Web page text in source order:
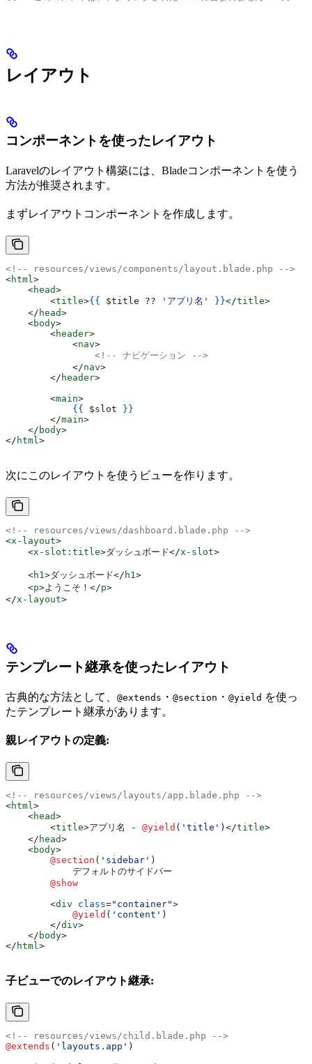
レイアウト
コンポーネントを使ったレイアウト
Laravelのレイアウト構築には、Bladeコンポーネントを使う
方法が推奨されます。
まずレイアウトコンポーネントを作成します。
<!-- resources/views/components/layout.blade.php -->
<html >
    <
head>
        <
title>{{ $title ?? 'アプリ名' }}</title>
    </
head>
    <
body>
        <
header>
            <
nav>
                <!-- ナビゲーション -->
            </
nav>
        </
header>
        <
main>
            {{
$slot }}
        </
main>
    </
body>
</ html >
次にこのレイアウトを使うビューを作ります。
<!-- resources/views/dashboard.blade.php -->
<x-layout>
    <
x-slot:title>ダッシュボード</x-slot>
    <
h1 >ダッシュボード</ h1 >
    <
p>ようこそ！ </p>
</x-layout>
テンプレート継承を使ったレイアウト
古典的な方法として、 @extends ・ @section ・ @yield を使っ
たテンプレート継承があります。
親レイアウトの定義:
<!-- resources/views/layouts/app.blade.php -->
<html >
    <
head>
        <
title>アプリ名 - @yield ( 'title' ) </title>
    </
head>
    <
body>
        @section
( 'sidebar' )
            デフォルトのサイドバー
        @show
        <
div class="container">
            @yield
( 'content' )
        </
div>
    </
body>
</ html >
子ビューでのレイアウト継承:
<!-- resources/views/child.blade.php -->
@extends ( 'layouts.app' )